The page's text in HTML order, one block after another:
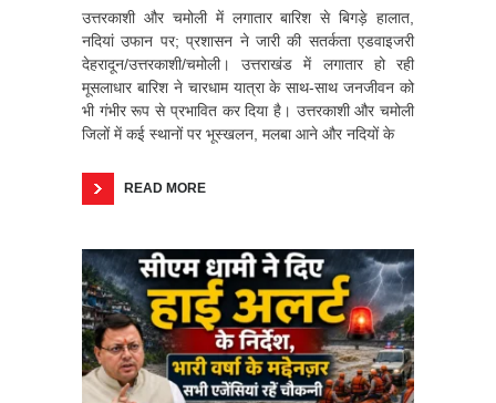
उत्तरकाशी और चमोली में लगातार बारिश से बिगड़े हालात,
नदियां उफान पर; प्रशासन ने जारी की सतर्कता एडवाइजरी
देहरादून/उत्तरकाशी/चमोली। उत्तराखंड में लगातार हो रही
मूसलाधार बारिश ने चारधाम यात्रा के साथ-साथ जनजीवन को
भी गंभीर रूप से प्रभावित कर दिया है। उत्तरकाशी और चमोली
जिलों में कई स्थानों पर भूस्खलन, मलबा आने और नदियों के
READ MORE